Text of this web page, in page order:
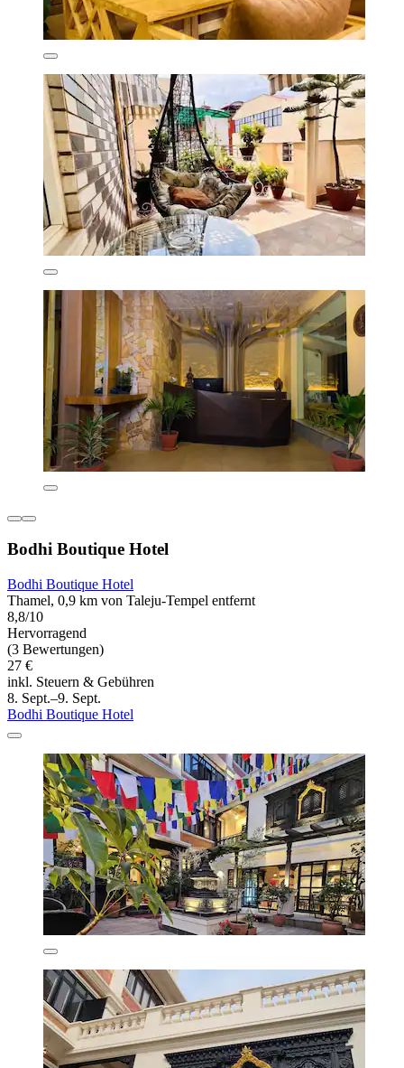
Bodhi Boutique Hotel
Bodhi Boutique Hotel
Thamel, 0,9 km von Taleju-Tempel entfernt
8,8/10
Hervorragend
(3 Bewertungen)
27 €
inkl. Steuern & Gebühren
8. Sept.–9. Sept.
Bodhi Boutique Hotel